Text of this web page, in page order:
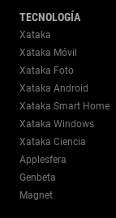
TECNOLOGÍA
Xataka
Xataka Móvil
Xataka Foto
Xataka Android
Xataka Smart Home
Xataka Windows
Xataka Ciencia
Applesfera
Genbeta
Magnet